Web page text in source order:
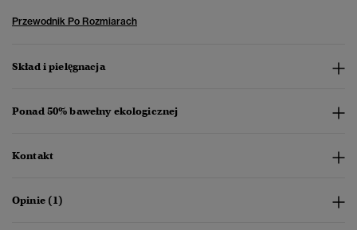
Przewodnik Po Rozmiarach
Skład i pielęgnacja
Ponad 50% bawełny ekologicznej
Kontakt
Opinie (1)